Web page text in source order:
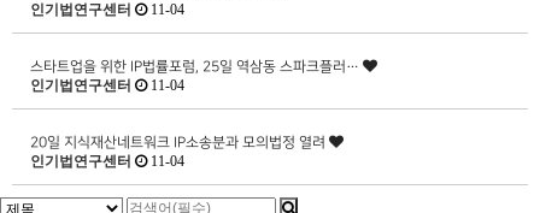
인기법연구센터 11-04
스타트업을 위한 IP법률포럼, 25일 역삼동 스파크플러…
인기법연구센터 11-04
20일 지식재산네트워크 IP소송분과 모의법정 열려
인기법연구센터 11-04